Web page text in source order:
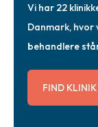
Vi har 22
Danmark,
behandlere
FIND KLINIK